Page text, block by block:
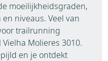
moeilijkheidsgraden,
niveaus. Veel van
trailrunning
Molieres 3010.
en je ontdekt